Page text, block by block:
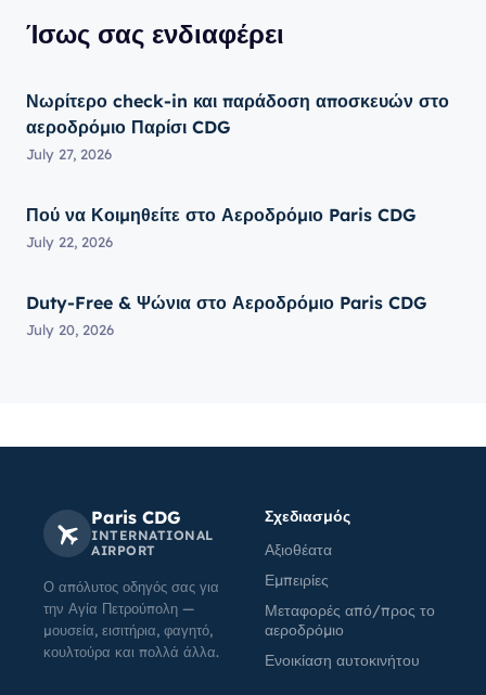
Ίσως σας ενδιαφέρει
Νωρίτερο check-in και παράδοση αποσκευών στο
αεροδρόμιο Παρίσι CDG
July 27, 2026
Πού να Κοιμηθείτε στο Αεροδρόμιο Paris CDG
July 22, 2026
Duty-Free & Ψώνια στο Αεροδρόμιο Paris CDG
July 20, 2026
Paris CDG
INTERNATIONAL
AIRPORT
Ο απόλυτος οδηγός σας για
την Αγία Πετρούπολη —
μουσεία, εισιτήρια, φαγητό,
κουλτούρα και πολλά άλλα.
Σχεδιασμός
Αξιοθέατα
Εμπειρίες
Μεταφορές από/προς το
αεροδρόμιο
Ενοικίαση αυτοκινήτου